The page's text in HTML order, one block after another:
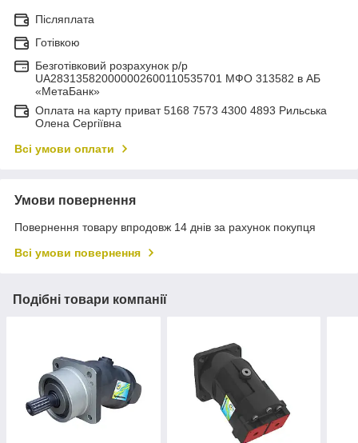
Післяплата
Готівкою
Безготівковий розрахунок р/р
UA283135820000002600110535701 МФО 313582 в АБ
«МетаБанк»
Оплата на карту приват 5168 7573 4300 4893 Рильська
Олена Сергіївна
Всі умови оплати
Умови повернення
Повернення товару впродовж 14 днів за рахунок покупця
Всі умови повернення
Подібні товари компанії